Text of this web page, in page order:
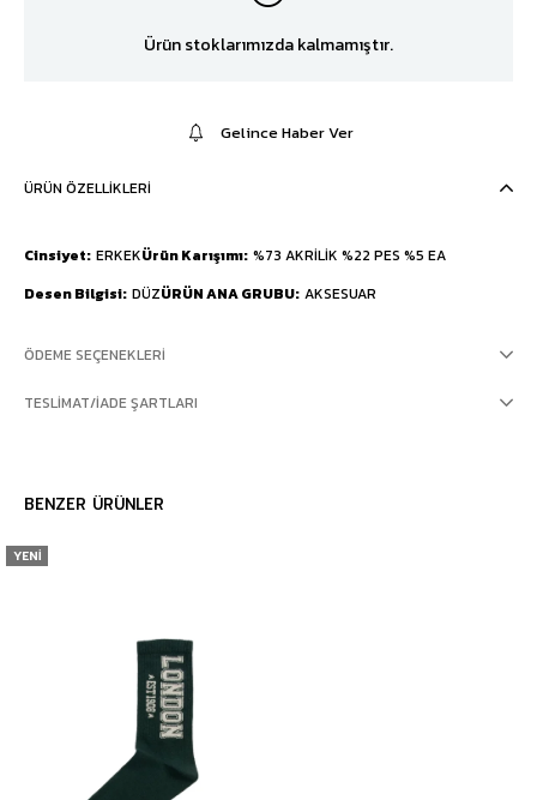
Ürün stoklarımızda kalmamıştır.
Gelince Haber Ver
ÜRÜN ÖZELLIKLERI
Cinsiyet ERKEKÜrün Karışımı %73 AKRİLİK %22 PES %5 EA
Desen Bilgisi DÜZÜRÜN ANA GRUBU AKSESUAR
ÖDEME SEÇENEKLERI
TESLIMAT/İADE ŞARTLARI
BENZER ÜRÜNLER
YENI